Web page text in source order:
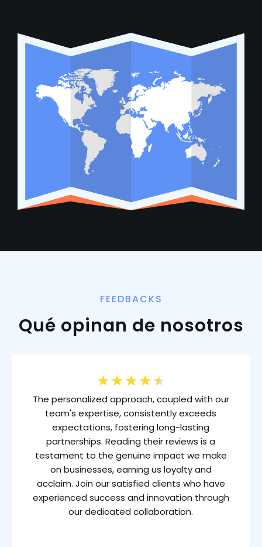
FEEDBACKS
Qué opinan de nosotros
★ ★ ★ ★ ★
The personalized approach, coupled with our
team's expertise, consistently exceeds
expectations, fostering long-lasting
partnerships. Reading their reviews is a
testament to the genuine impact we make
on businesses, earning us loyalty and
acclaim. Join our satisfied clients who have
experienced success and innovation through
our dedicated collaboration.